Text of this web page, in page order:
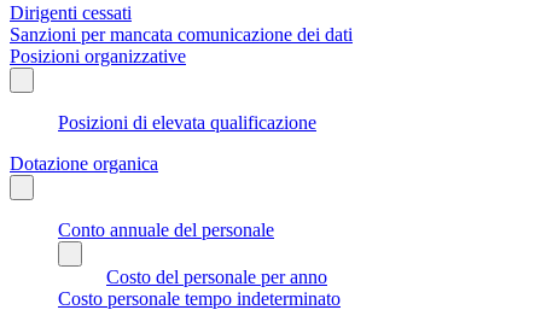
Dirigenti cessati
Sanzioni per mancata comunicazione dei dati
Posizioni organizzative
Posizioni di elevata qualificazione
Dotazione organica
Conto annuale del personale
Costo del personale per anno
Costo personale tempo indeterminato